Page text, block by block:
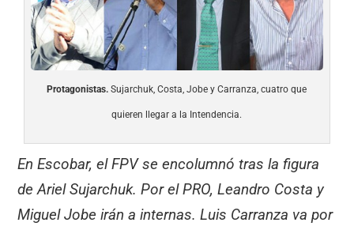
Protagonistas. Sujarchuk, Costa, Jobe y Carranza, cuatro que
quieren llegar a la Intendencia.
En Escobar, el FPV se encolumnó tras la figura
de Ariel Sujarchuk. Por el PRO, Leandro Costa y
Miguel Jobe irán a internas. Luis Carranza va por